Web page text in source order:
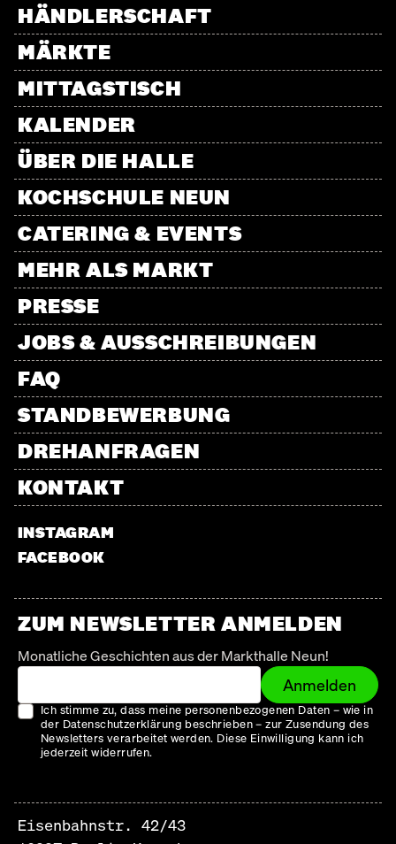
HÄNDLERSCHAFT
MÄRKTE
MITTAGSTISCH
KALENDER
ÜBER DIE HALLE
KOCHSCHULE NEUN
CATERING & EVENTS
MEHR ALS MARKT
PRESSE
JOBS & AUSSCHREIBUNGEN
FAQ
STANDBEWERBUNG
DREHANFRAGEN
KONTAKT
INSTAGRAM
FACEBOOK
ZUM NEWSLETTER ANMELDEN
Monatliche Geschichten aus der Markthalle Neun!
Anmelden
Ich stimme zu, dass meine personenbezogenen Daten – wie in
der Datenschutzerklärung beschrieben – zur Zusendung des
Newsletters verarbeitet werden. Diese Einwilligung kann ich
jederzeit widerrufen.
Eisenbahnstr. 42/43